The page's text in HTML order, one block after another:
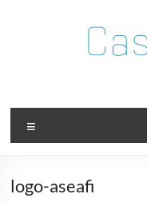
Casadevall
EAFI
Manuel
logo-aseafi